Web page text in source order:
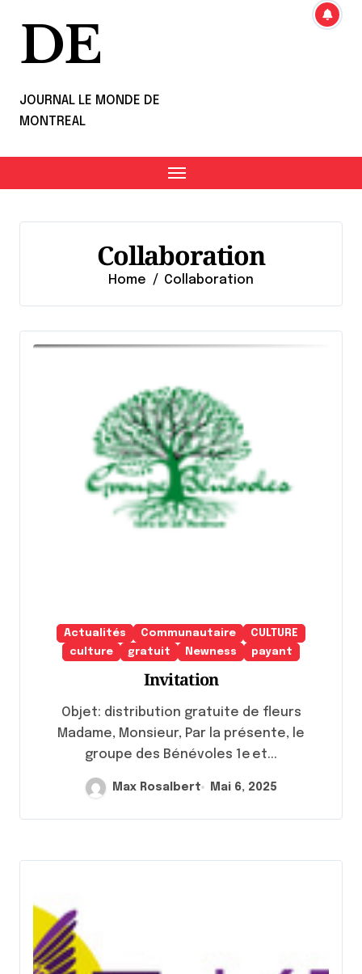
DE
JOURNAL LE MONDE DE
MONTREAL
Collaboration
Home Collaboration
Actualités Communautaire
CULTURE
culture
gratuit Newness payant
Invitation
Objet: distribution gratuite de fleurs
Madame, Monsieur, Par la présente, le
groupe des Bénévoles 1e et...
Max Rosalbert Mai 6, 2025